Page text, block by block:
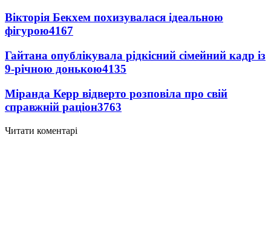
Вікторія Бекхем похизувалася ідеальною
фігурою4167
Гайтана опублікувала рідкісний сімейний кадр із
9-річною донькою4135
Міранда Керр відверто розповіла про свій
справжній раціон3763
Читати коментарі